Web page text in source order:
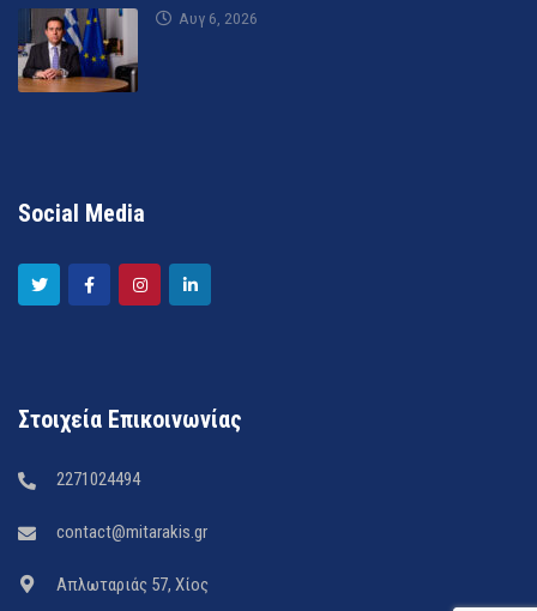
Αυγ 6, 2026
Social Media
Στοιχεία Επικοινωνίας
2271024494
contact@mitarakis.gr
Απλωταριάς 57, Χίος